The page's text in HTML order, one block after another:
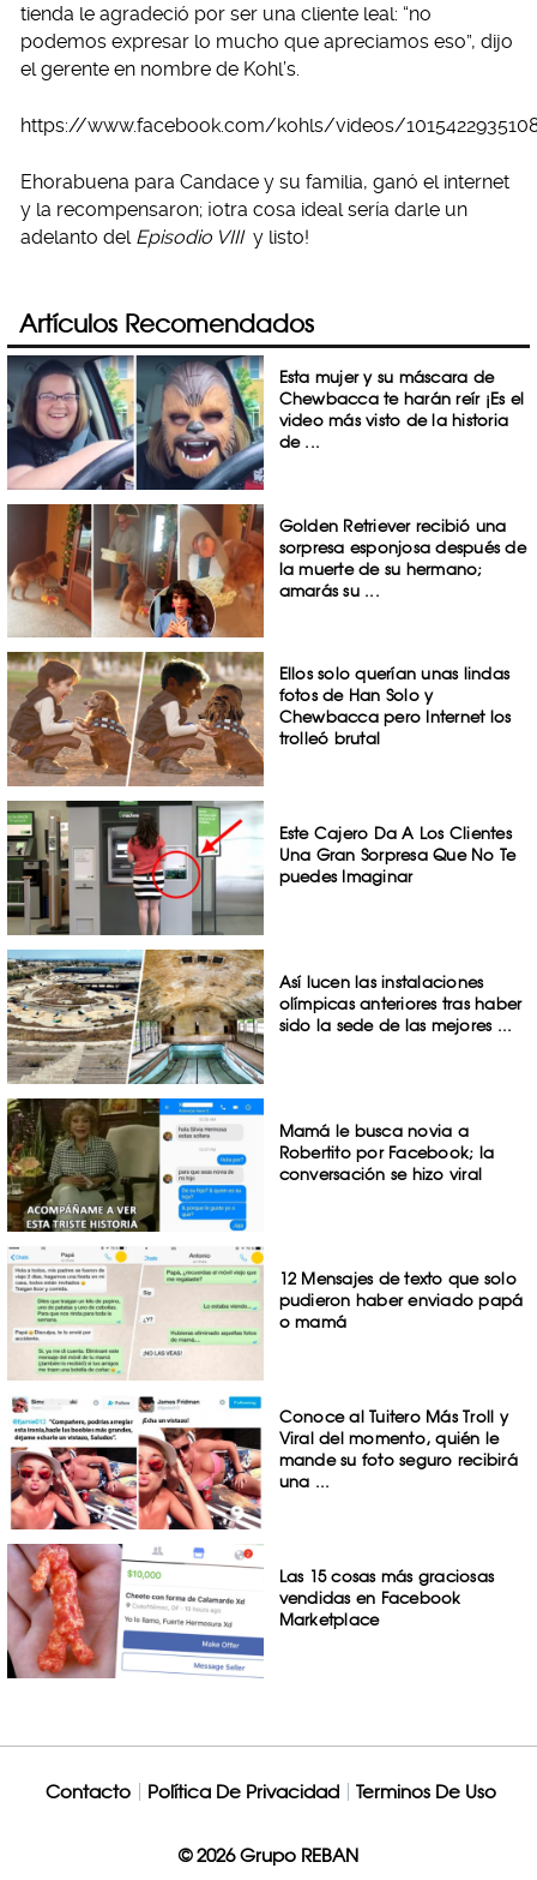
tienda le agradeció por ser una cliente leal: “no
podemos expresar lo mucho que apreciamos eso”, dijo
el gerente en nombre de Kohl’s.
https://www.facebook.com/kohls/videos/
Ehorabuena para Candace y su familia, ganó el internet
y la recompensaron; ¡otra cosa ideal sería darle un
adelanto del Episodio VIII y listo!
Artículos Recomendados
Esta mujer y su máscara de
Chewbacca te harán reír ¡Es el
video más visto de la historia
de ...
Golden Retriever recibió una
sorpresa esponjosa después de
la muerte de su hermano;
amarás su ...
Ellos solo querían unas lindas
fotos de Han Solo y
Chewbacca pero Internet los
trolleó brutal
Este Cajero Da A Los Clientes
Una Gran Sorpresa Que No Te
puedes Imaginar
Así lucen las instalaciones
olímpicas anteriores tras haber
sido la sede de las mejores ...
Mamá le busca novia a
Robertito por Facebook; la
conversación se hizo viral
12 Mensajes de texto que solo
pudieron haber enviado papá
o mamá
Conoce al Tuitero Más Troll y
Viral del momento, quién le
mande su foto seguro recibirá
una ...
Las 15 cosas más graciosas
vendidas en Facebook
Marketplace
Contacto Política De Privacidad Terminos De Uso
© 2026 Grupo REBAN